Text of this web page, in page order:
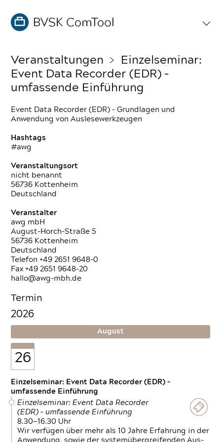
Veranstaltungen ﹥ Einzelseminar:
Event Data Recorder (EDR) –
umfassende Einführung
Event Data Recorder (EDR) – Grundlagen und
Anwendung von Auslesewerkzeugen
Hashtags
#awg
Veranstaltungsort
nicht benannt
56736 Kottenheim
Deutschland
Veranstalter
awg mbH
August-Horch-Straße 5
56736 Kottenheim
Deutschland
Telefon +49 2651 9648-0
Fax +49 2651 9648-20
hallo@awg-mbh.de
Termin
2026
August
26
Einzelseminar: Event Data Recorder (EDR) –
umfassende Einführung
Einzelseminar: Event Data Recorder
(EDR) – umfassende Einführung
8.30—16.30 Uhr
Wir verfügen über mehr als 10 Jahre Erfahrung in der
Anwendung, sowie der systemübergreifenden Aus-